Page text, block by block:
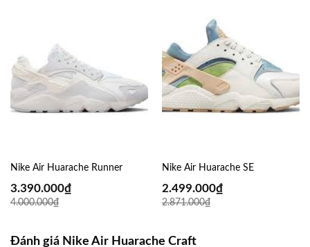
Nike Air Huarache Runner
4.000.000₫
3.390.000₫
Nike Air Huarache SE
2.871.000₫
2.499.000₫
Đánh giá Nike Air Huarache Craft